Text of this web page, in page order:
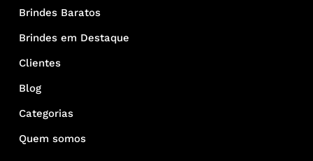
Brindes Baratos
Brindes em Destaque
Clientes
Blog
Categorias
Quem somos